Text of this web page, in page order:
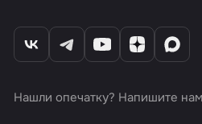
Нашли опечатку? Напишите